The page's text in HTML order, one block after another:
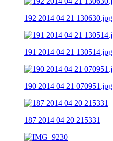
192 2014 04 21 130630.jpg
191 2014 04 21 130514.jpg
190 2014 04 21 070951.jpg
187 2014 04 20 215331